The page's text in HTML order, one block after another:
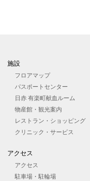
施設
フロアマップ
パスポートセンター
日赤 有楽町献血ルーム
物産館・観光案内
レストラン・ショッピング
クリニック・サービス
アクセス
アクセス
駐車場・駐輪場